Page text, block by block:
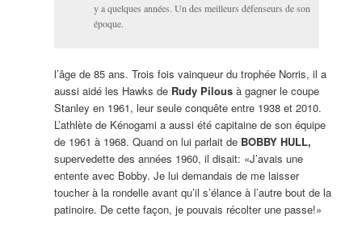
y a quelques années. Un des meilleurs défenseurs de son
époque.
l’âge de 85 ans. Trois fois vainqueur du trophée Norris, il a
aussi aidé les Hawks de Rudy Pilousà gagner le coupe
Stanley en 1961, leur seule conquête entre 1938 et 2010.
L’athlète de Kénogami a aussi été capitaine de son équipe
de 1961 à 1968. Quand on lui parlait de BOBBY HULL,
supervedette des années 1960, il disait: «J’avais une
entente avec Bobby. Je lui demandais de me laisser
toucher à la rondelle avant qu’il s’élance à l’autre bout de la
patinoire. De cette façon, je pouvais récolter une passe!»